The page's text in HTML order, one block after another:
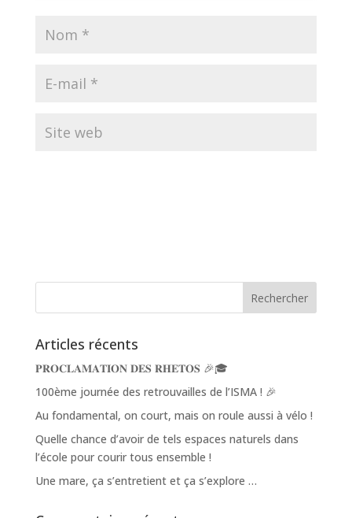
Articles récents
𝐏𝐑𝐎𝐂𝐋𝐀𝐌𝐀𝐓𝐈𝐎𝐍 𝐃𝐄𝐒 𝐑𝐇𝐄𝐓𝐎𝐒 🎉🎓
100ème journée des retrouvailles de l’ISMA ! 🎉
Au fondamental, on court, mais on roule aussi à vélo !
Quelle chance d’avoir de tels espaces naturels dans
l’école pour courir tous ensemble !
Une mare, ça s’entretient et ça s’explore …